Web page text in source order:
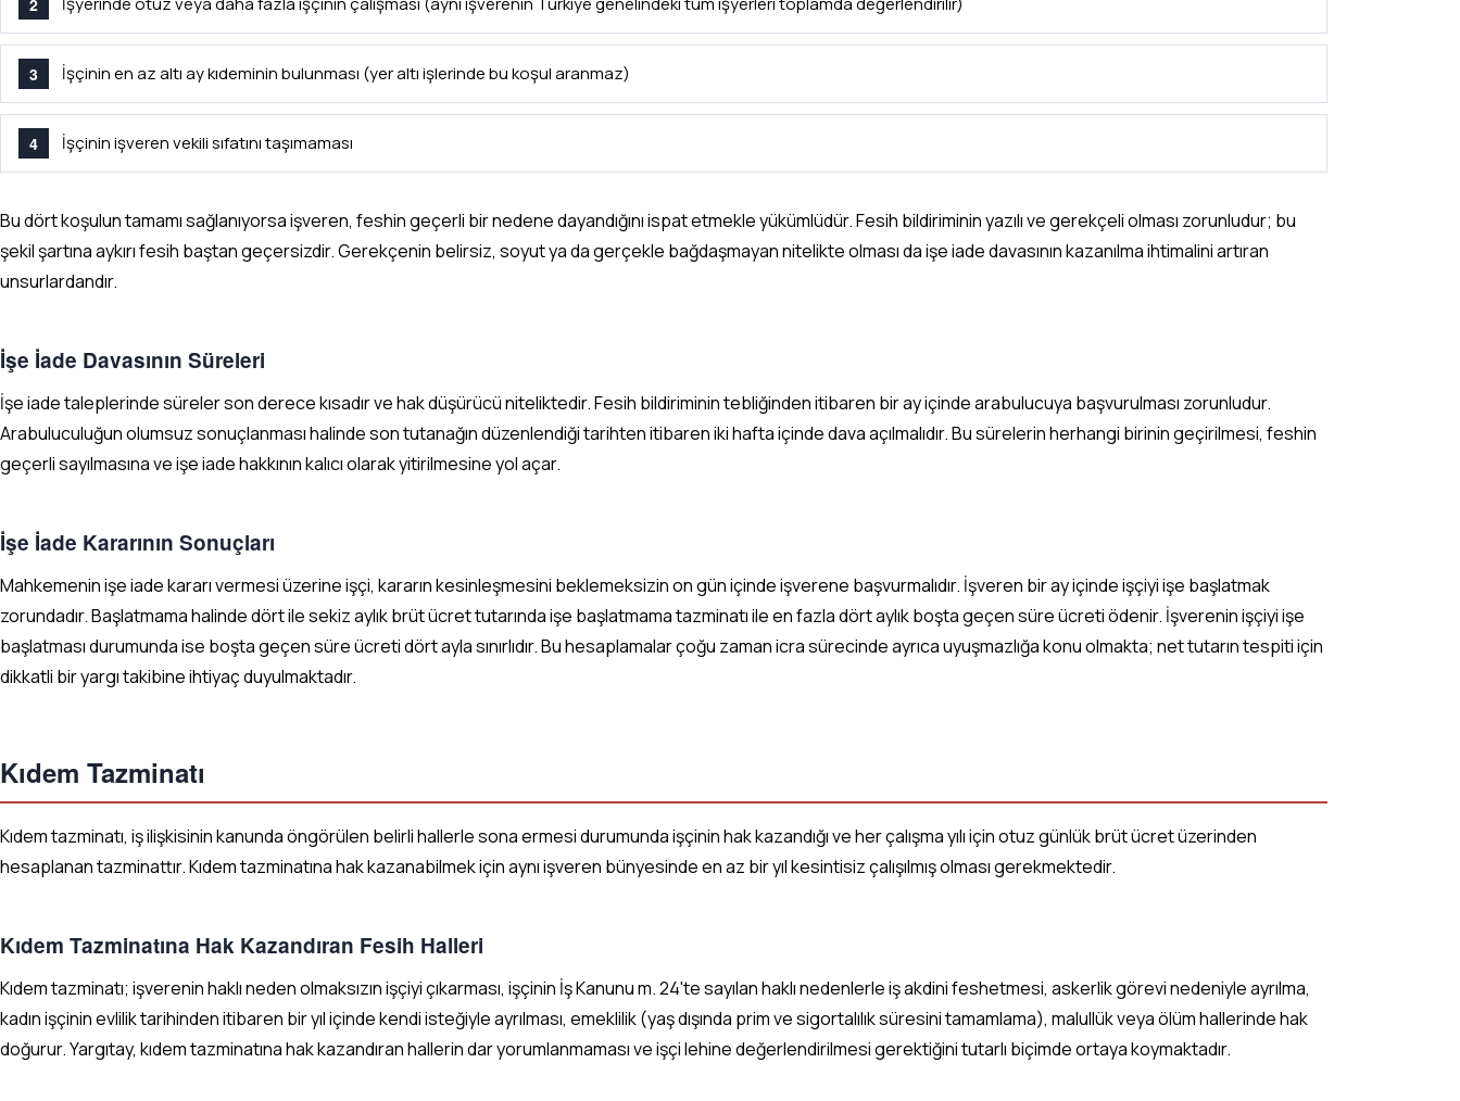
İşçinin en az altı ay kıdeminin bulunması (yer altı işlerinde bu koşul aranmaz)
İşçinin işveren vekili sıfatını taşımaması
Bu dört koşulun tamamı sağlanıyorsa işveren, feshin geçerli bir nedene dayandığını ispat etmekle yükümlüdür. Fesih bildiriminin yazılı ve gerekçeli olması zorunludur; bu
şekil şartına aykırı fesih baştan geçersizdir. Gerekçenin belirsiz, soyut ya da gerçekle bağdaşmayan nitelikte olması da işe iade davasının kazanılma ihtimalini artıran
unsurlardandır.
İşe İade Davasının Süreleri
İşe iade taleplerinde süreler son derece kısadır ve hak düşürücü niteliktedir. Fesih bildiriminin tebliğinden itibaren bir ay içinde arabulucuya başvurulması zorunludur.
Arabuluculuğun olumsuz sonuçlanması halinde son tutanağın düzenlendiği tarihten itibaren iki hafta içinde dava açılmalıdır. Bu sürelerin herhangi birinin geçirilmesi, feshin
geçerli sayılmasına ve işe iade hakkının kalıcı olarak yitirilmesine yol açar.
İşe İade Kararının Sonuçları
Mahkemenin işe iade kararı vermesi üzerine işçi, kararın kesinleşmesini beklemeksizin on gün içinde işverene başvurmalıdır. İşveren bir ay içinde işçiyi işe başlatmak
zorundadır. Başlatmama halinde dört ile sekiz aylık brüt ücret tutarında işe başlatmama tazminatı ile en fazla dört aylık boşta geçen süre ücreti ödenir. İşverenin işçiyi işe
başlatması durumunda ise boşta geçen süre ücreti dört ayla sınırlıdır. Bu hesaplamalar çoğu zaman icra sürecinde ayrıca uyuşmazlığa konu olmakta; net tutarın tespiti için
dikkatli bir yargı takibine ihtiyaç duyulmaktadır.
Kıdem Tazminatı
Kıdem tazminatı, iş ilişkisinin kanunda öngörülen belirli hallerle sona ermesi durumunda işçinin hak kazandığı ve her çalışma yılı için otuz günlük brüt ücret üzerinden
hesaplanan tazminattır. Kıdem tazminatına hak kazanabilmek için aynı işveren bünyesinde en az bir yıl kesintisiz çalışılmış olması gerekmektedir.
Kıdem Tazminatına Hak Kazandıran Fesih Halleri
Kıdem tazminatı; işverenin haklı neden olmaksızın işçiyi çıkarması, işçinin İş Kanunu m. 24'te sayılan haklı nedenlerle iş akdini feshetmesi, askerlik görevi nedeniyle ayrılma,
kadın işçinin evlilik tarihinden itibaren bir yıl içinde kendi isteğiyle ayrılması, emeklilik (yaş dışında prim ve sigortalılık süresini tamamlama), malullük veya ölüm hallerinde hak
doğurur. Yargıtay, kıdem tazminatına hak kazandıran hallerin dar yorumlanmaması ve işçi lehine değerlendirilmesi gerektiğini tutarlı biçimde ortaya koymaktadır.